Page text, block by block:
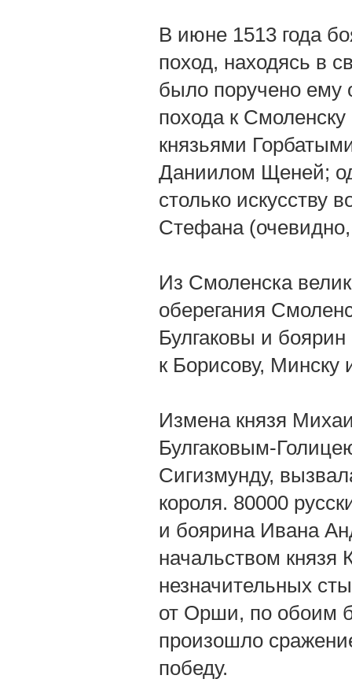
В июне 1513 года
поход, находясь в
было поручено ему
похода к
князьями
Даниилом Щеней;
столько искусству
Стефана
Из Смоленска
оберегания
Булгаковы и
к Борисову, Минску
Измена князя
Булгаковым-
Сигизмунду,
короля. 80000
и боярина Ивана
начальством князя
незначительных
от Орши, по обоим
произошло
победу.